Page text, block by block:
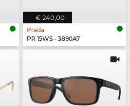
€ 240,00
Prada
PR 15WS - 3890A7